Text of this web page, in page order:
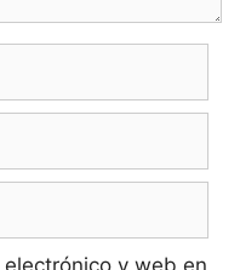
y web en